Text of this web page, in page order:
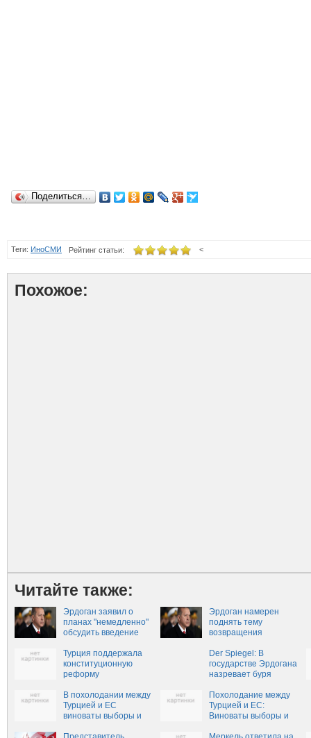
Поделиться…
Теги: ИноСМИ <
Рейтинг статьи:
Похожое:
Читайте также:
Эрдоган заявил о
планах "немедленно"
обсудить введение
Эрдоган намерен
поднять тему
возвращения
Турции
Турция поддержала
конституционную
реформу
Der Spiegel: В
государстве Эрдогана
назревает буря
В похолодании между
Турцией и ЕС
виноваты выборы и
Похолодание между
Турцией и ЕС:
Виноваты выборы и